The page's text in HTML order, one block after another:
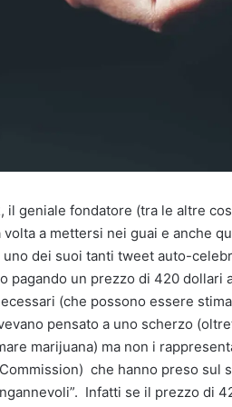
, il geniale fondatore (tra le altre
volta a mettersi nei guai e anche
uno dei suoi tanti tweet auto-
pagando un prezzo di 420 dollari
(che possono essere
pensato a uno scherzo
marijuana) ma non i
che hanno preso
Infatti se il prezzo di